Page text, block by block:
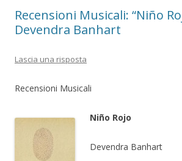
Recensioni Musicali: “Niño
Devendra Banhart
Lascia una risposta
Recensioni Musicali
Niño Rojo
Devendra Banhart